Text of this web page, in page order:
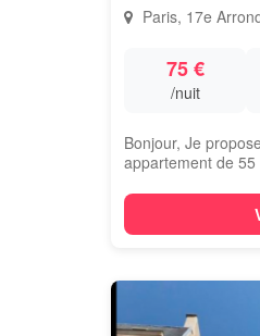
Paris, 17e
75 €
/nuit
Bonjour, Je
appartement de